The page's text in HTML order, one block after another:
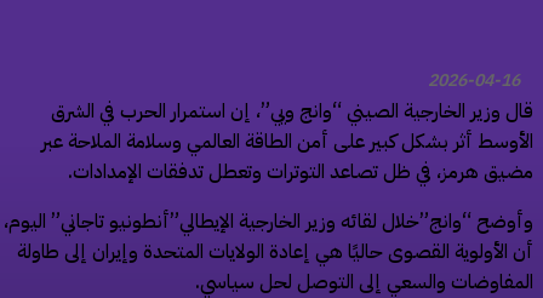
2026-04-16
وزير الخارجية الصيني “وانج ويي”، إن استمرار الحرب في الشرق
أثر بشكل كبير على أمن الطاقة العالمي وسلامة الملاحة عبر
هرمز، في ظل تصاعد التوترات وتعطل تدفقات الإمدادات.
“وانج”خلال لقائه وزير الخارجية الإيطالي”أنطونيو تاجاني” اليوم،
الأولوية القصوى حاليًا هي إعادة الولايات المتحدة وإيران إلى طاولة
والسعي إلى التوصل لحل سياسي.